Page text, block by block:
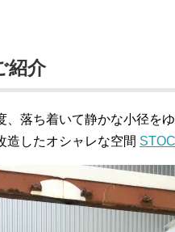
紹介
、落ち着いて静かな小径を
造したオシャレな空間